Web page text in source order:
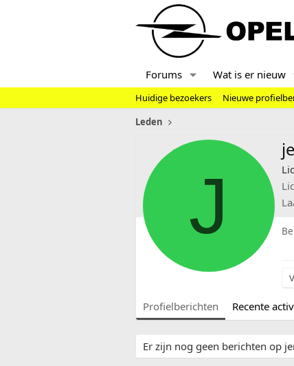
Forums Wat is er nieuw
Huidige bezoekers Nieuwe
Leden
J
Profielberichten Recente
Er zijn nog geen berichten op